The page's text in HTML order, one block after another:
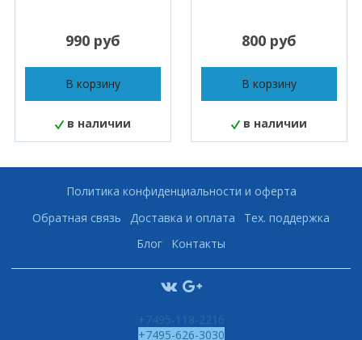
990 руб
В корзину
в наличии
800 руб
В корзину
в наличии
Политика конфиденциальности и оферта
Обратная связь
Доставка и оплата
Тех. поддержка
Блог
Контакты
+7495-118-2216
+7495-626-3030